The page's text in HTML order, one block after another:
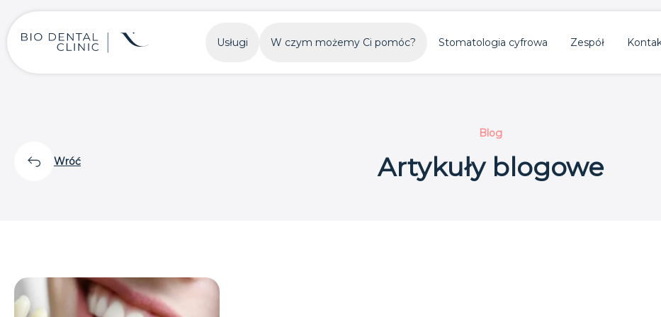
Usługi W czym możemy Ci pomóc? Stomatologia cyfrowa Zespół
Wróć
Blog
Artykuły blogowe